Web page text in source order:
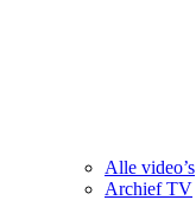
Alle video’s
Archief TV